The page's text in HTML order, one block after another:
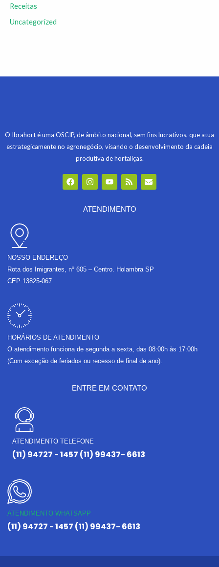
Receitas
Uncategorized
O Ibrahort é uma OSCIP, de âmbito nacional, sem fins lucrativos, que atua
estrategicamente no agronegócio, visando o desenvolvimento da cadeia
produtiva de hortaliças.
F
a
c
I
n
s
a
Y
o
u
u
R
s
s
E
n
v
ATENDIMENTO
NOSSO ENDEREÇO
Rota dos Imigrantes, nº 605 – Centro. Holambra SP
CEP 13825-067
HORÁRIOS DE ATENDIMENTO
O atendimento funciona de segunda a sexta, das 08:00h às 17:00h
(Com exceção de feriados ou recesso de final de ano).
ENTRE EM CONTATO
ATENDIMENTO TELEFONE
(11) 94727 - 1457 (11) 99437- 6613
ATENDIMENTO WHATSAPP
(11) 94727 - 1457 (11) 99437- 6613